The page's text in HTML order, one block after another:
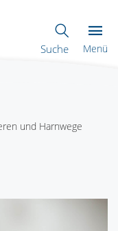
Suche Menü
und Harnwege